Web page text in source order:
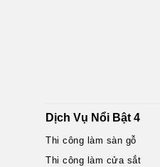
Dịch Vụ Nổi Bật 4
Thi công làm sàn gỗ
Thi công làm cửa sắt